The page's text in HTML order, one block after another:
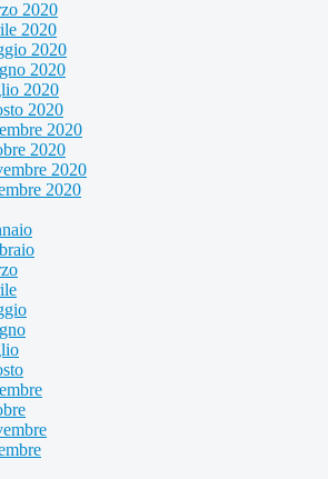
2020
2020
2020
2020
2020
2020
2020
2020
2020
2020